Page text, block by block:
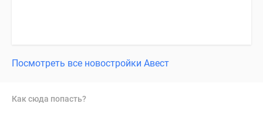
Посмотреть все новостройки Авест
Как сюда попасть?